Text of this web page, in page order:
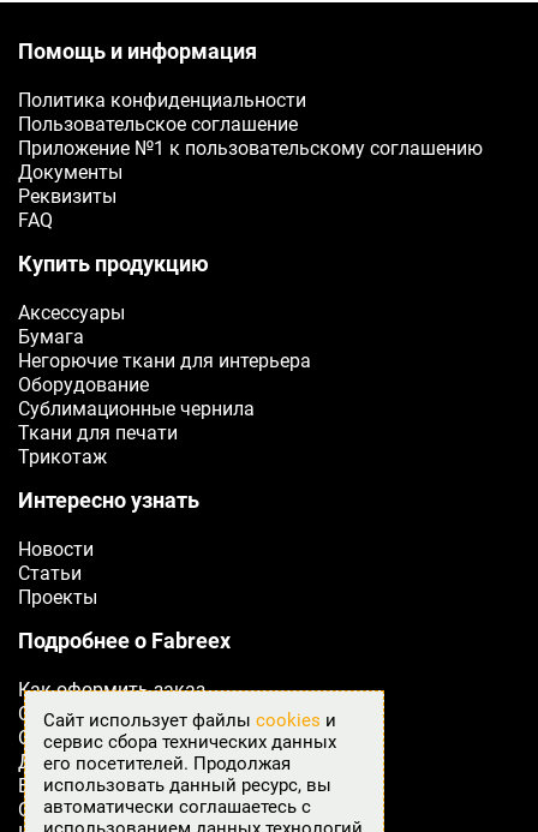
Помощь и информация
Политика конфиденциальности
Пользовательское соглашение
Приложение №1 к пользовательскому соглашению
Документы
Реквизиты
FAQ
Купить продукцию
Аксессуары
Бумага
Негорючие ткани для интерьера
Оборудование
Сублимационные чернила
Ткани для печати
Трикотаж
Интересно узнать
Новости
Статьи
Проекты
Подробнее о Fabreex
Как оформить заказ
Сертификаты
Оплата
Доставка
Возврат товара
Отзывы
Сайт использует файлы cookies и
сервис сбора технических данных
его посетителей. Продолжая
использовать данный ресурс, вы
автоматически соглашаетесь с